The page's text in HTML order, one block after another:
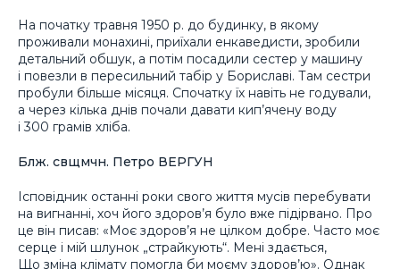
На початку травня 1950 р. до будинку, в якому
проживали монахині, приїхали енкаведисти, зробили
детальний обшук, а потім посадили сестер у машину
і повезли в пересильний табір у Бориславі. Там сестри
пробули більше місяця. Спочатку їх навіть не годували,
а через кілька днів почали давати кип’ячену воду
і 300 грамів хліба.
Блж. свщмчн. Петро ВЕРГУН
Ісповідник останні роки свого життя мусів перебувати
на вигнанні, хоч його здоров’я було вже підірвано. Про
це він писав: «Моє здоров’я не цілком добре. Часто моє
серце і мій шлунок „страйкують“. Мені здається,
Що зміна клімату помогла би моєму здоров’ю». Однак